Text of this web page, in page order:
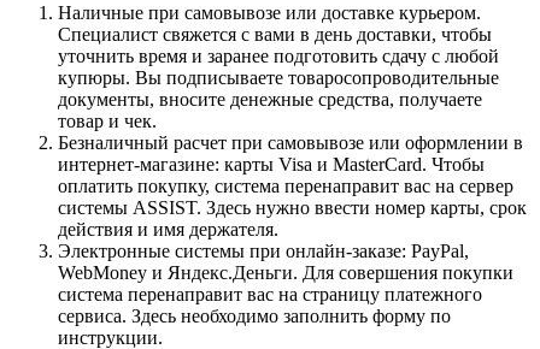
Наличные при самовывозе или доставке курьером.
Специалист свяжется с вами в день доставки, чтобы
уточнить время и заранее подготовить сдачу с любой
купюры. Вы подписываете товаросопроводительные
документы, вносите денежные средства, получаете
товар и чек.
Безналичный расчет при самовывозе или оформлении в
интернет-магазине: карты Visa и MasterCard. Чтобы
оплатить покупку, система перенаправит вас на сервер
системы ASSIST. Здесь нужно ввести номер карты, срок
действия и имя держателя.
Электронные системы при онлайн-заказе: PayPal,
WebMoney и Яндекс.Деньги. Для совершения покупки
система перенаправит вас на страницу платежного
сервиса. Здесь необходимо заполнить форму по
инструкции.